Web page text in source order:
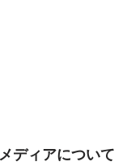
メディアについて